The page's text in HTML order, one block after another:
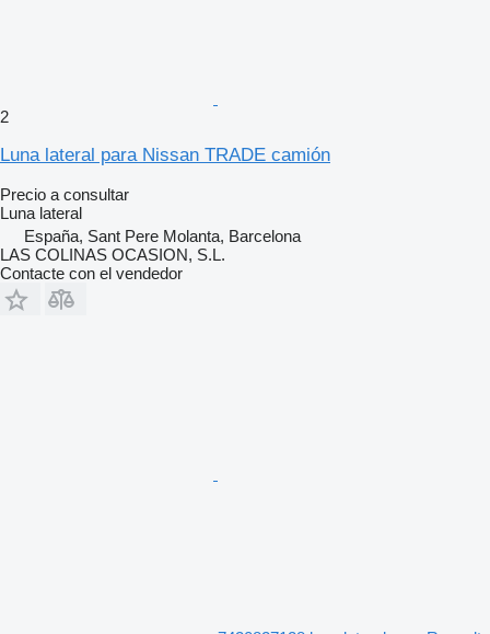
2
Luna lateral para Nissan TRADE camión
Precio a consultar
Luna lateral
España, Sant Pere Molanta, Barcelona
LAS COLINAS OCASION, S.L.
Contacte con el vendedor